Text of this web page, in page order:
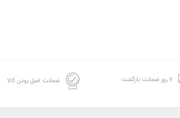
۷ روز ضمانت بازگشت ضمانت اصل بودن کالا